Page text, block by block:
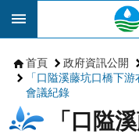
跳到主要內容區塊
首頁 政府資訊公開
「口隘溪藤坑口橋下
會議紀錄
「口隘